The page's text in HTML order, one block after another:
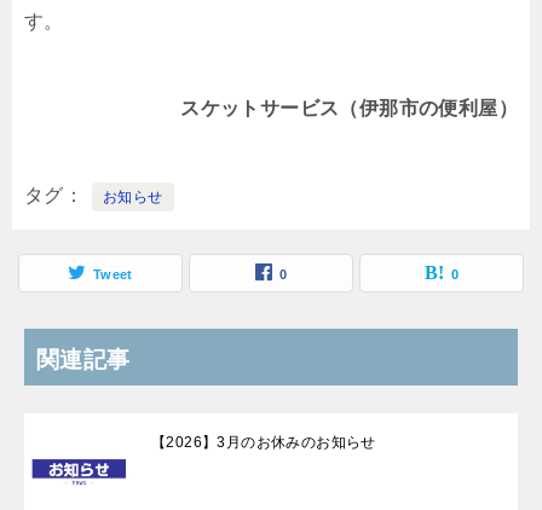
す。
スケットサービス（伊那市の便利屋）
タグ お知らせ
Tweet 0 0
関連記事
【2026】3月のお休みのお知らせ